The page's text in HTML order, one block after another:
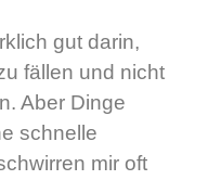
gut darin,
fällen und nicht
Aber Dinge
schnelle
mir oft